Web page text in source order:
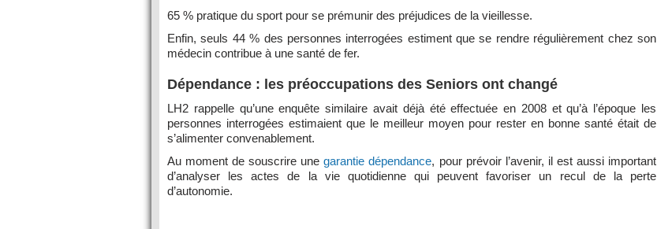
65 % pratique du sport pour se prémunir des préjudices de la vieillesse.
Enfin, seuls 44 % des personnes interrogées estiment que se rendre régulièrement chez son
médecin contribue à une santé de fer.
Dépendance : les préoccupations des Seniors ont changé
LH2 rappelle qu’une enquête similaire avait déjà été effectuée en 2008 et qu’à l’époque les
personnes interrogées estimaient que le meilleur moyen pour rester en bonne santé était de
s’alimenter convenablement.
Au moment de souscrire unegarantie dépendance, pour prévoir l’avenir, il est aussi important
d’analyser les actes de la vie quotidienne qui peuvent favoriser un recul de la perte
d’autonomie.